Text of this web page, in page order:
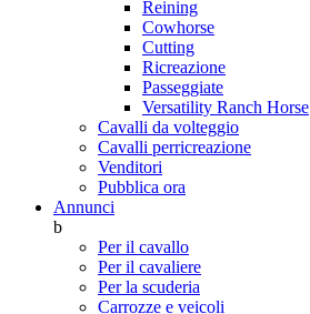
Reining
Cowhorse
Cutting
Ricreazione
Passeggiate
Versatility Ranch Horse
Cavalli da volteggio
Cavalli perricreazione
Venditori
Pubblica ora
Annunci
b
Per il cavallo
Per il cavaliere
Per la scuderia
Carrozze e veicoli